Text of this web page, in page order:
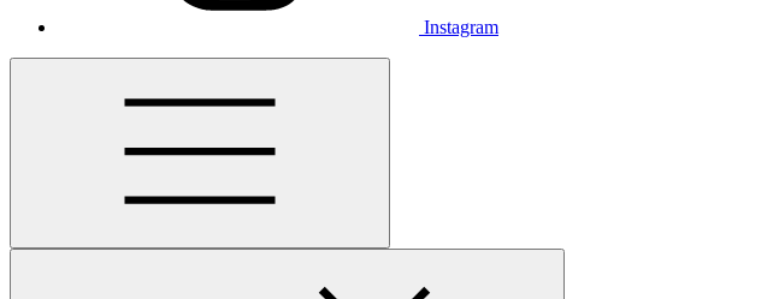
Instagram